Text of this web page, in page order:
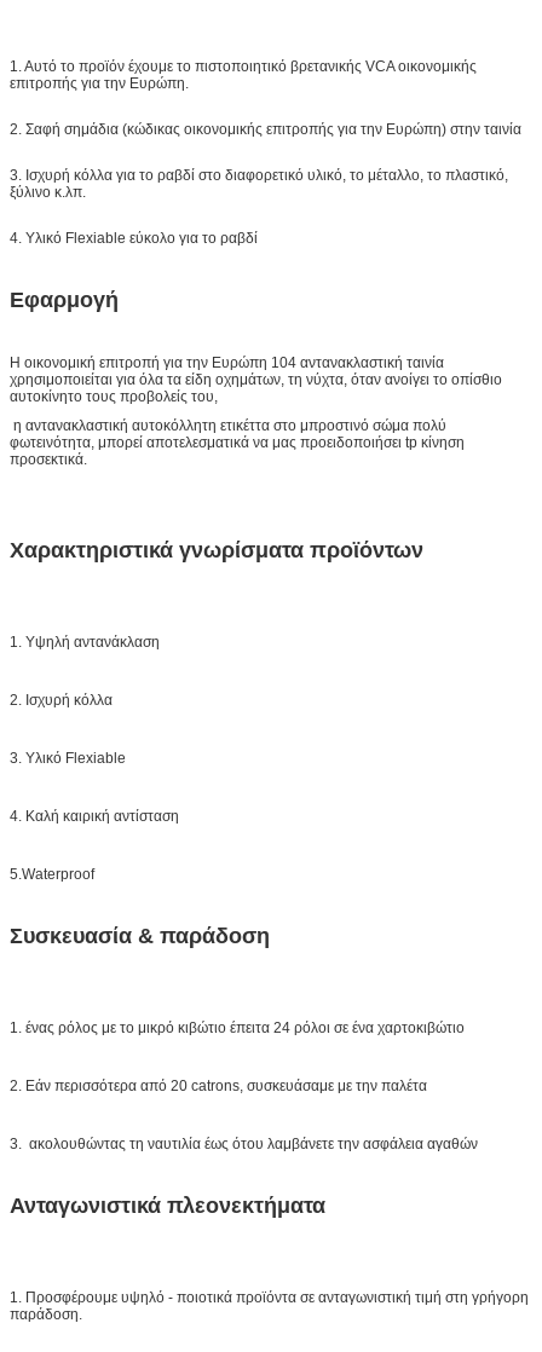
διαταγής
1. Αυτό το προϊόν έχουμε το πιστοποιητικό βρετανικής VCA οικονομικής
επιτροπής για την Ευρώπη.
2. Σαφή σημάδια (κώδικας οικονομικής επιτροπής για την Ευρώπη) στην ταινία
3. Ισχυρή κόλλα για το ραβδί στο διαφορετικό υλικό, το μέταλλο, το πλαστικό,
ξύλινο κ.λπ.
4. Υλικό Flexiable εύκολο για το ραβδί
Εφαρμογή
Η οικονομική επιτροπή για την Ευρώπη 104 αντανακλαστική ταινία
χρησιμοποιείται για όλα τα είδη οχημάτων, τη νύχτα, όταν ανοίγει το οπίσθιο
αυτοκίνητο τους προβολείς του,
η αντανακλαστική αυτοκόλλητη ετικέττα στο μπροστινό σώμα πολύ
φωτεινότητα, μπορεί αποτελεσματικά να μας προειδοποιήσει tp κίνηση
προσεκτικά.
Χαρακτηριστικά γνωρίσματα προϊόντων
1. Υψηλή αντανάκλαση
2. Ισχυρή κόλλα
3. Υλικό Flexiable
4. Καλή καιρική αντίσταση
5.Waterproof
Συσκευασία & παράδοση
1. ένας ρόλος με το μικρό κιβώτιο έπειτα 24 ρόλοι σε ένα χαρτοκιβώτιο
2. Εάν περισσότερα από 20 catrons, συσκευάσαμε με την παλέτα
3. ακολουθώντας τη ναυτιλία έως ότου λαμβάνετε την ασφάλεια αγαθών
Ανταγωνιστικά πλεονεκτήματα
1. Προσφέρουμε υψηλό - ποιοτικά προϊόντα σε ανταγωνιστική τιμή στη γρήγορη
παράδοση.